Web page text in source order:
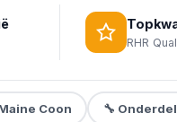
RHR
Coon 🔧